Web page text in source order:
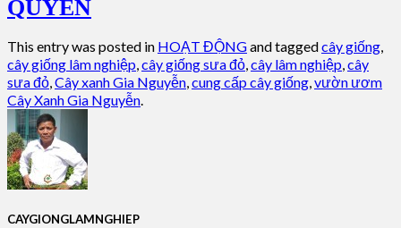
QUYỀN
This entry was posted in HOẠT ĐỘNGand taggedcây giống,
cây giống lâm nghiệp,cây giống sưa đỏ,cây lâm nghiệp,cây
sưa đỏ,Cây xanh Gia Nguyễn,cung cấp cây giống,vườn ươm
Cây Xanh Gia Nguyễn.
CAYGIONGLAMNGHIEP